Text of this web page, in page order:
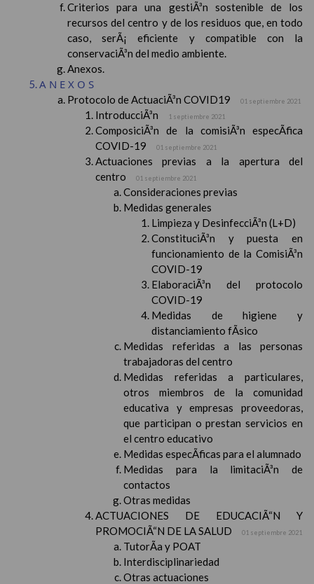
Criterios para una gestiÃ³n sostenible de los
recursos del centro y de los residuos que, en todo
caso, serÃ¡ eficiente y compatible con la
conservaciÃ³n del medio ambiente.
Anexos.
ANEXOS
Protocolo de ActuaciÃ³n COVID19 01 septiembre 2021
IntroducciÃ³n 1 septiembre 2021
ComposiciÃ³n de la comisiÃ³n especÃ­fica
COVID-19
01 septiembre 2021
Actuaciones previas a la apertura del
centro
01 septiembre 2021
Consideraciones previas
Medidas generales
Limpieza y DesinfecciÃ³n (L+D)
ConstituciÃ³n y puesta en
funcionamiento de la ComisiÃ³n
COVID-19
ElaboraciÃ³n del protocolo
COVID-19
Medidas de higiene y
distanciamiento fÃ­sico
Medidas referidas a las personas
trabajadoras del centro
Medidas referidas a particulares,
otros miembros de la comunidad
educativa y empresas proveedoras,
que participan o prestan servicios en
el centro educativo
Medidas especÃ­ficas para el alumnado
Medidas para la limitaciÃ³n de
contactos
Otras medidas
ACTUACIONES DE EDUCACIÃ“N Y
PROMOCIÃ“N DE LA SALUD
01 septiembre 2021
TutorÃ­a y POAT
Interdisciplinariedad
Otras actuaciones